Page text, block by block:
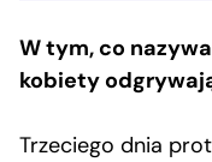
W tym, co
kobiety
Trzeciego dnia